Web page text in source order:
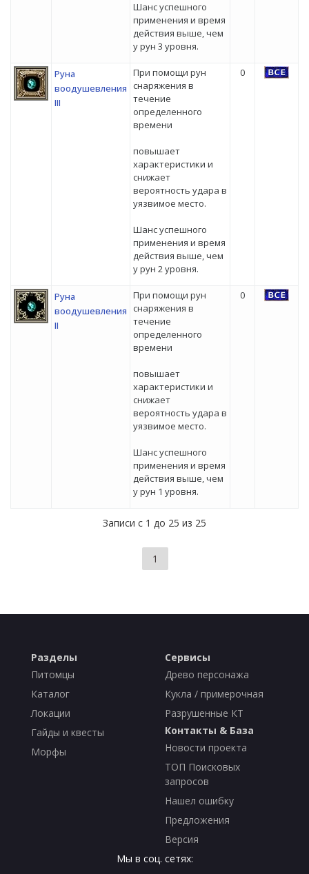
Шанс успешного
применения и время
действия выше, чем
у рун 3 уровня.
Руна
воодушевления
III
При помощи рун
снаряжения в
течение
определенного
времени
повышает
характеристики и
снижает
вероятность удара в
уязвимое место.
Шанс успешного
применения и время
действия выше, чем
у рун 2 уровня.
0
Руна
воодушевления
II
При помощи рун
снаряжения в
течение
определенного
времени
повышает
характеристики и
снижает
вероятность удара в
уязвимое место.
Шанс успешного
применения и время
действия выше, чем
у рун 1 уровня.
0
Записи с 1 до 25 из 25
1
Разделы
Питомцы
Каталог
Локации
Гайды и квесты
Морфы
Сервисы
Древо персонажа
Кукла / примерочная
Разрушенные КТ
Контакты & База
Новости проекта
ТОП Поисковых
запросов
Нашел ошибку
Предложения
Версия
Мы в соц. сетях: